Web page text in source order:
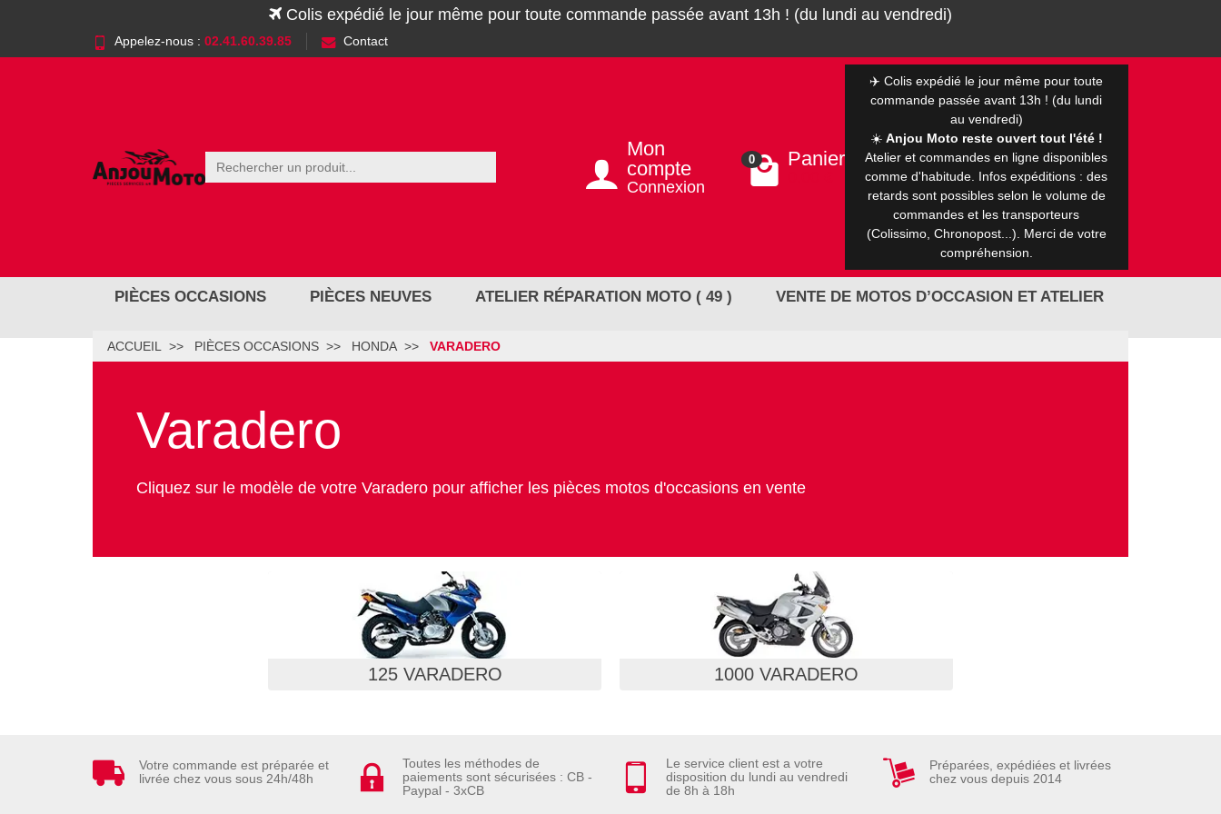
Colis expédié le jour même pour toute commande passée avant 13h ! (du lundi au vendredi)
Appelez-nous : 02.41.60.39.85 Contact
Mon
compte
Connexion
0 Panier
✈️ Colis expédié le jour même pour toute
commande passée avant 13h ! (du lundi
au vendredi)
☀️ Anjou Moto reste ouvert tout l'été !
Atelier et commandes en ligne disponibles
comme d'habitude. Infos expéditions : des
retards sont possibles selon le volume de
commandes et les transporteurs
(Colissimo, Chronopost...). Merci de votre
compréhension.
PIÈCES OCCASIONS PIÈCES NEUVES ATELIER RÉPARATION MOTO ( 49 ) VENTE DE MOTOS D’OCCASION ET ATELIER
ACCUEIL PIÈCES OCCASIONS HONDA VARADERO
Varadero
Cliquez sur le modèle de votre Varadero pour afficher les pièces motos d'occasions en vente
125 VARADERO 1000 VARADERO
Votre commande est préparée et
livrée chez vous sous 24h/48h
Toutes les méthodes de
paiements sont sécurisées : CB -
Paypal - 3xCB
Le service client est a votre
disposition du lundi au vendredi
de 8h à 18h
Préparées, expédiées et livrées
chez vous depuis 2014